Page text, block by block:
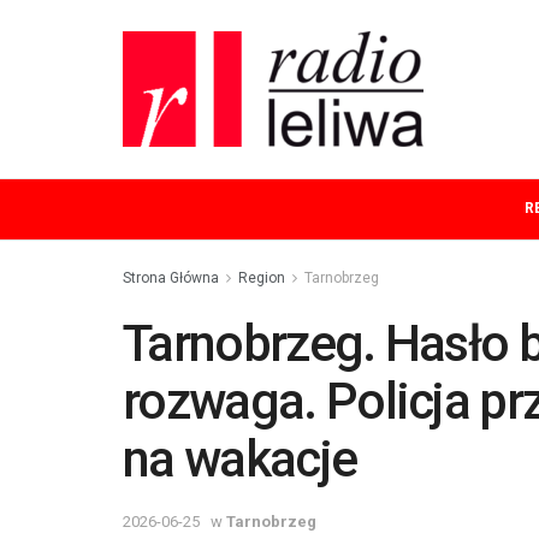
Strona Główna Region Tarnobrzeg
Tarnobrzeg. Hasło
rozwaga. Policja
na wakacje
2026-06-25 w Tarnobrzeg